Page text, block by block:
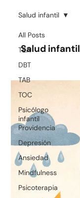
All Posts
TEA
DBT
TAB
TOC
Psicólogo
infantil
Providencia
Depresión
Ansiedad
Mindfulness
Psicoterapia
Salud infantil
Salud infantil